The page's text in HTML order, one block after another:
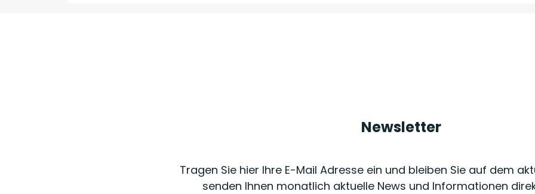
Newsletter
Tragen Sie hier Ihre E-Mail Adresse ein und bleiben Sie auf dem
senden Ihnen monatlich aktuelle News und Informationen